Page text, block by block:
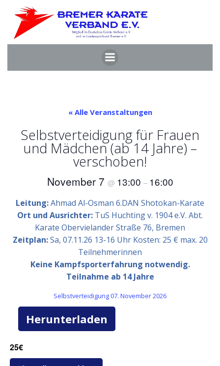
Inhalt
springen
« Alle Veranstaltungen
Selbstverteidigung für Frauen
und Mädchen (ab 14 Jahre) –
verschoben!
November 7 @ 13:00 – 16:00
Leitung:Ahmad Al-Osman 6.DAN Shotokan-Karate
Ort und Ausrichter: TuS Huchting v. 1904 e.V. Abt.
Karate Obervielander Straße 76, Bremen
Zeitplan:Sa, 07.11.26 13-16 Uhr Kosten: 25 € max. 20
Teilnehmerinnen
Keine Kampfsporterfahrung notwendig.
Teilnahme ab 14 Jahre
Selbstverteidigung 07. November 2026
Herunterladen
25€